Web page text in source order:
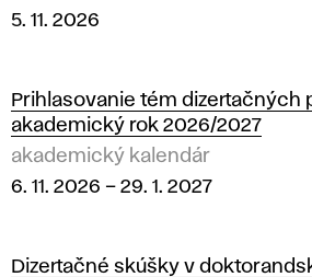
5. 11. 2026
Prihlasovanie tém dizertačných
akademický rok 2026/2027
akademický kalendár
6. 11. 2026 – 29. 1. 2027
Dizertačné skúšky v